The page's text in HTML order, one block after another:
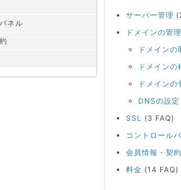
ネル
サーバー管理
ドメインの管
ドメイン
ドメインの
ドメインの
DNSの設定
SSL (3 FAQ)
コントロール
会員情報・契約
料金 (14 FAQ)